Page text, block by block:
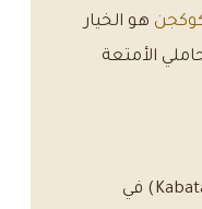
هو الخيار
الأمتعة
يتوقف ترام T1 (خط Kabataş–Bağcılar) في